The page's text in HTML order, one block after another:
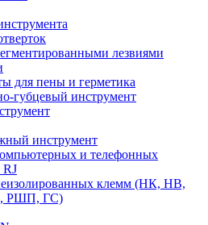
лезвиями
для пены и герметика
губцевый инструмент
инструмент
и телефонных
RJ
клемм (НК, НВ,
РШП, ГС)